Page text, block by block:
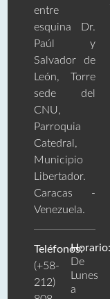
entre
esquina Dr.
Paúl y
Salvador de
León, Torre
sede del
CNU,
Parroquia
Catedral,
Municipio
Libertador.
Caracas -
Venezuela.
Teléfonos:
(+58-
212)
Horario:
De
Lunes
a